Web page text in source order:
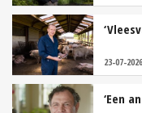
23-07-2026
‘Een